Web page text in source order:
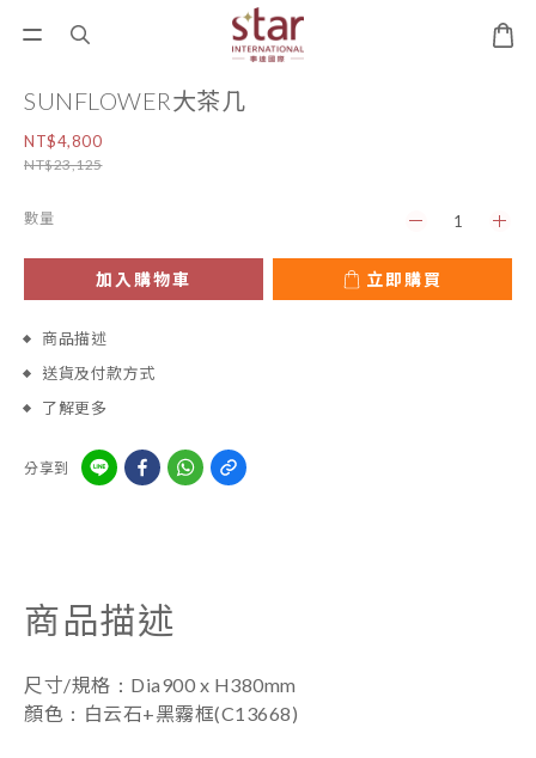
SUNFLOWER大茶几
NT$4,800
NT$23,125
數量
加入購物車 立即購買
商品描述
送貨及付款方式
了解更多
分享到
商品描述
尺寸/規格 ： Dia900 x H380mm
顏色 ： 白云石+黑霧框(C13668)